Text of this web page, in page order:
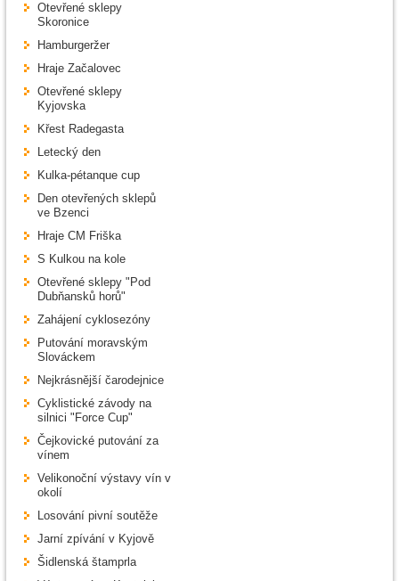
Otevřené sklepy
Skoronice
Hamburgeržer
Hraje Začalovec
Otevřené sklepy
Kyjovska
Křest Radegasta
Letecký den
Kulka-pétanque cup
Den otevřených sklepů
ve Bzenci
Hraje CM Friška
S Kulkou na kole
Otevřené sklepy "Pod
Dubňansků horů"
Zahájení cyklosezóny
Putování moravským
Slováckem
Nejkrásnější čarodejnice
Cyklistické závody na
silnici "Force Cup"
Čejkovické putování za
vínem
Velikonoční výstavy vín v
okolí
Losování pivní soutěže
Jarní zpívání v Kyjově
Šidlenská štamprla